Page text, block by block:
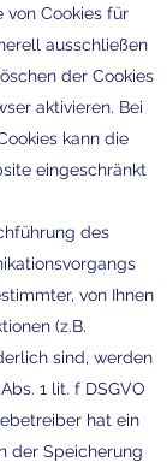
von Cookies für
ausschließen
der Cookies
aktivieren. Bei
kann die
eingeschränkt
des
von Ihnen
(z.B.
sind, werden
1 lit. f DSGVO
hat ein
der Speicherung